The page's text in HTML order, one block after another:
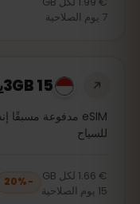
7 يوم الصلاحية
3GB 15يوم
للسياح
€ 1.66 لكل GB
15 يوم الصلاحية
−
20%